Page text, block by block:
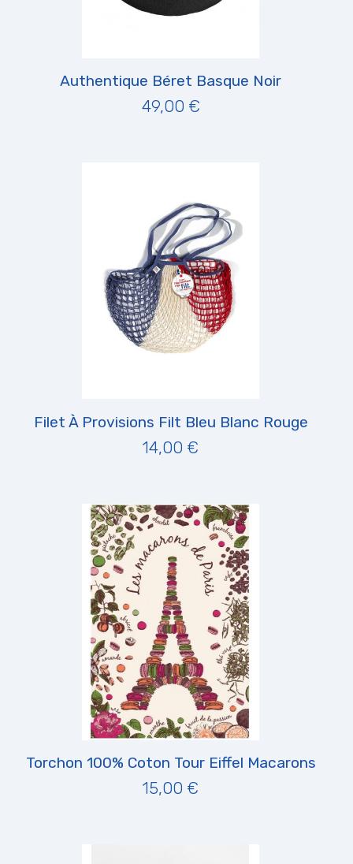
Authentique Béret Basque Noir
49,00 €
Filet À Provisions Filt Bleu Blanc Rouge
14,00 €
Torchon 100% Coton Tour Eiffel Macarons
15,00 €